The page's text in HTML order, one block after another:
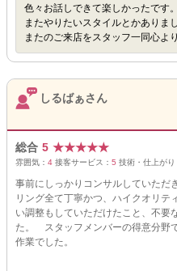
色々お話しできて楽しかったです。
またやりたいスタイルとかありま
またのご来店をスタッフ一同心よ
しるばぁさん
総合 5 ★★★★★
雰囲気： 4 接客サービス： 5 技術・仕上がり
事前にしっかりコンサルしていただ
リング全て丁寧かつ、ハイクオリ
い調整もしていただけたこと、不要
た。 スタッフメンバーの得意分野
作業でした。